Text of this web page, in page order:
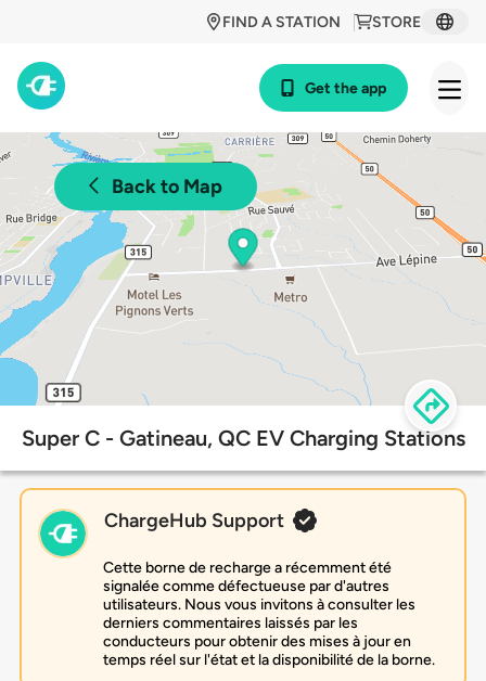
STORE
FIND A STATION
Get the app
Back to Map
Super C - Gatineau, QC EV Charging Stations
ChargeHub Support
Cette borne de recharge a récemment été
signalée comme défectueuse par d'autres
utilisateurs. Nous vous invitons à consulter les
derniers commentaires laissés par les
conducteurs pour obtenir des mises à jour en
temps réel sur l'état et la disponibilité de la borne.